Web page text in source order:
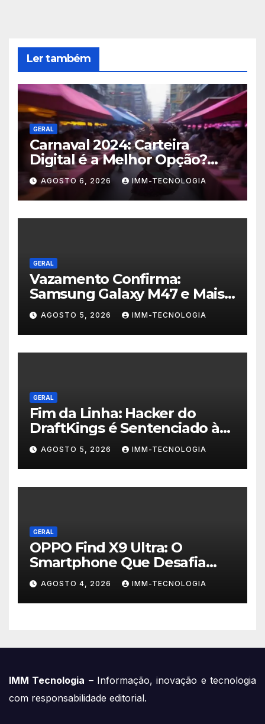
Ler também
GERAL
Carnaval 2024: Carteira
Digital é a Melhor Opção?
Guia Completo de Segurança
para Pagar com o Celular na
Folia
AGOSTO 6, 2026 IMM-TECNOLOGIA
GERAL
Vazamento Confirma:
Samsung Galaxy M47 e Mais
Dois Dispositivos a Caminho!
AGOSTO 5, 2026 IMM-TECNOLOGIA
GERAL
Fim da Linha: Hacker do
DraftKings é Sentenciado à
Prisão por Esquema
Milionário de Contas
Roubadas
AGOSTO 5, 2026 IMM-TECNOLOGIA
GERAL
OPPO Find X9 Ultra: O
Smartphone Que Desafia
Câmeras Profissionais com
200MP e Tecnologia
Hasselblad
AGOSTO 4, 2026 IMM-TECNOLOGIA
IMM Tecnologia – Informação, inovação e tecnologia
com responsabilidade editorial.